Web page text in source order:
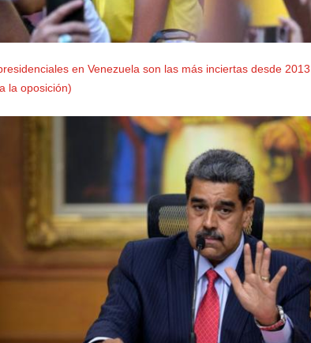
en Venezuela son las más inciertas desde
la oposición)